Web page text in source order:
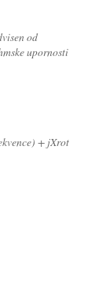
od
upornosti
+ jXrot